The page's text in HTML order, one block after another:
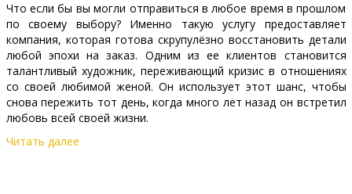
Что если бы вы могли отправиться в любое время в прошлом
по своему выбору? Именно такую услугу предоставляет
компания, которая готова скрупулёзно восстановить детали
любой эпохи на заказ. Одним из ее клиентов становится
талантливый художник, переживающий кризис в отношениях
со своей любимой женой. Он использует этот шанс, чтобы
снова пережить тот день, когда много лет назад он встретил
любовь всей своей жизни.
Фильм на французском языке с субтитрами на латышском и
Читать далее